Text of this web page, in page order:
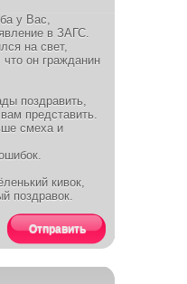
у Вас,
в ЗАГС.
на свет,
он гражданин
поздравить,
представить.
смеха и
кивок,
поздравок.
Отправить